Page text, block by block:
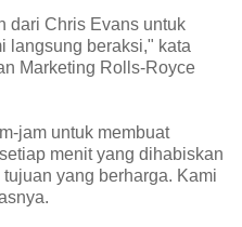
dari Chris Evans untuk
langsung beraksi," kata
Marketing Rolls-Royce
jam untuk membuat
menit yang dihabiskan
yang berharga. Kami